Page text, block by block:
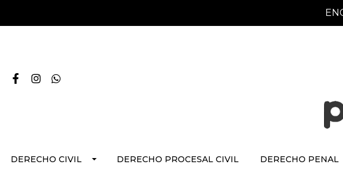
DERECHO CIVIL DERECHO PROCESAL CIVIL DERECHO PENAL